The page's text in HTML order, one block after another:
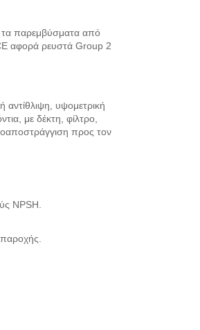
τα παρεμβύσματα από
αφορά ρευστά Group 2
αντίθλιψη, υψομετρική
με δέκτη, φίλτρο,
προς τον
NPSH.
παροχής.